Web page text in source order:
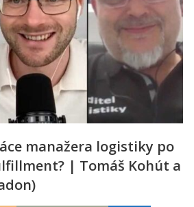
manažera logistiky po
| Tomáš Kohút a